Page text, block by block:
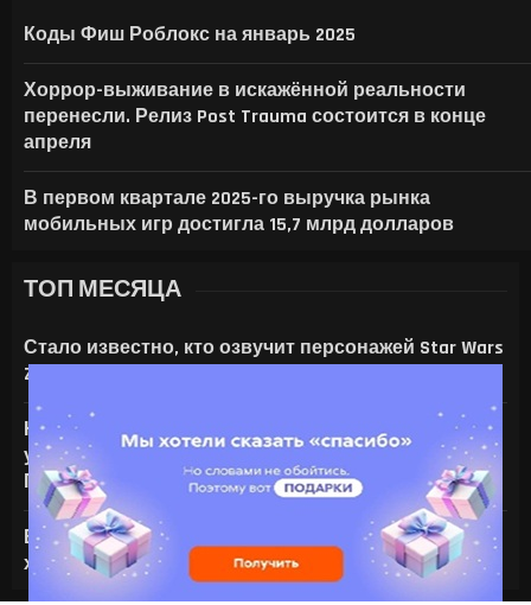
Коды Фиш Роблокс на январь 2025
Хоррор-выживание в искажённой реальности
перенесли. Релиз Post Trauma состоится в конце
апреля
В первом квартале 2025-го выручка рынка
мобильных игр достигла 15,7 млрд долларов
ТОП МЕСЯЦА
Стало известно, кто озвучит персонажей Star Wars
Zero Company
На что только не идут ради ИИ — энтузиаст
установил серверную NVIDIA Tesla V100 в игровой
ПК с RTX 4080
Все амулеты и кольца в Gothic 1 Remake:
характеристики и способы получения